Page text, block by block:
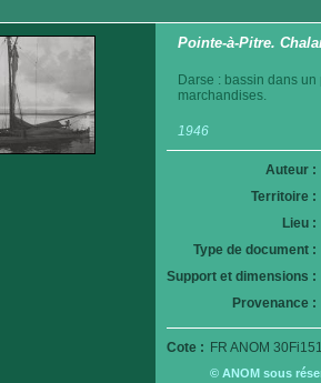
Pointe-à-Pitre.
Darse : bassin dans
marchandises.
1946
Auteur :
Territoire :
Lieu :
Type de document :
Support et dimensions :
Provenance :
Cote : FR ANOM
© ANOM sous